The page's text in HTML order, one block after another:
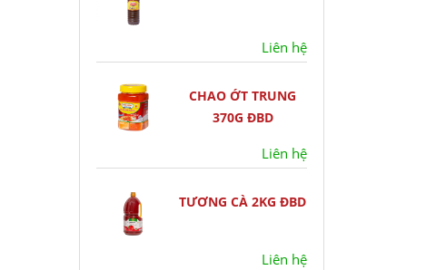
Liên hệ
CHAO ỚT TRUNG
370G ĐBD
Liên hệ
TƯƠNG CÀ 2KG ĐBD
Liên hệ